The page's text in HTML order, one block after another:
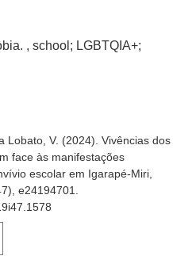
school; LGBTQIA+;
Lobato, V. (2024). Vivências dos
face às manifestações
escolar em Igarapé-Miri,
e24194701.